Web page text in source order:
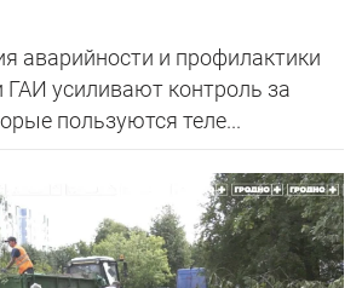
аварийности и профилактики
усиливают контроль за
пользуются теле...